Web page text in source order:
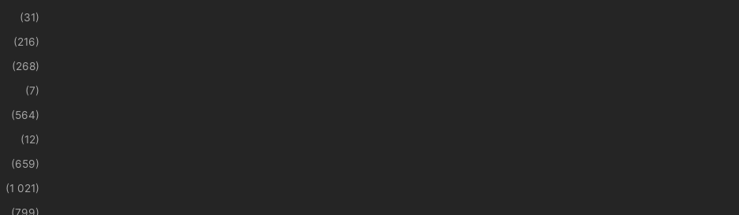
(31)
(216)
(268)
(7)
(564)
(12)
(659)
(1 021)
(799)